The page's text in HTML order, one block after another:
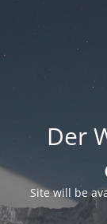
Der
Site will be